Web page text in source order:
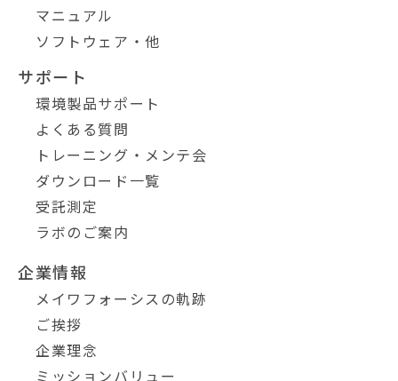
マニュアル
ソフトウェア・他
サポート
環境製品サポート
よくある質問
トレーニング・メンテ会
ダウンロード一覧
受託測定
ラボのご案内
企業情報
メイワフォーシスの軌跡
ご挨拶
企業理念
ミッションバリュー